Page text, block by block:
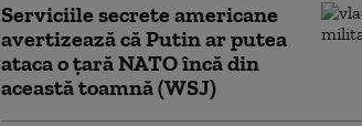
Serviciile secrete americane
avertizează că Putin ar putea
ataca o țară NATO încă din
această toamnă (WSJ)